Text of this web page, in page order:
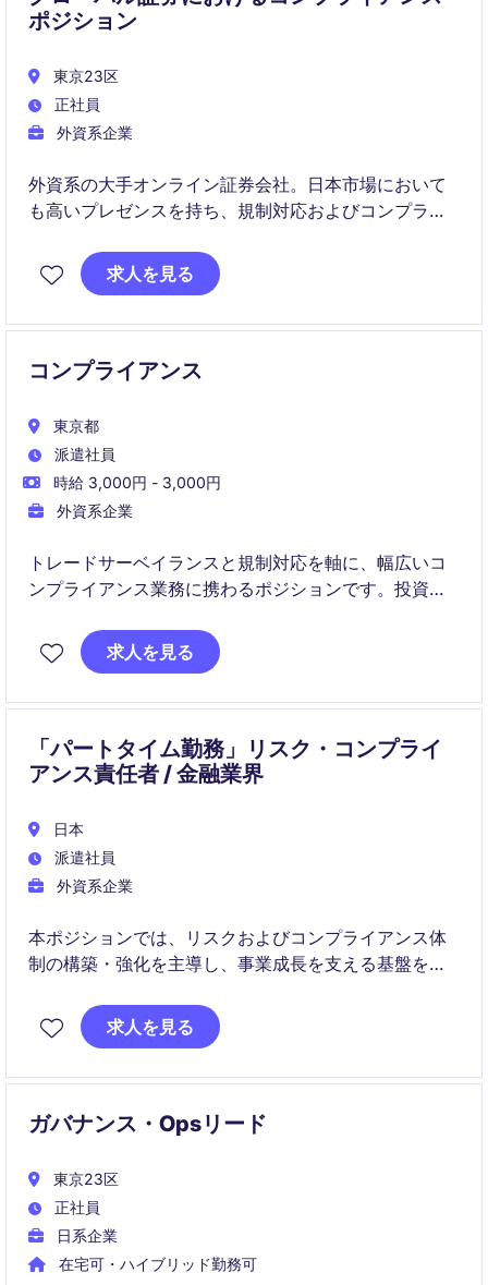
ポジション
東京23区
正社員
外資系企業
外資系の大手オンライン証券会社。日本市場において
も高いプレゼンスを持ち、規制対応およびコンプライ
求人を見る
コンプライアンス
東京都
派遣社員
時給 3,000円 - 3,000円
外資系企業
トレードサーベイランスと規制対応を軸に、幅広いコ
ンプライアンス業務に携わるポジションです。投資チ
も関与できます。
求人を見る
「パートタイム勤務」リスク・コンプライ
アンス責任者 / 金融業界
日本
派遣社員
外資系企業
本ポジションでは、リスクおよびコンプライアンス体
制の構築・強化を主導し、事業成長を支える基盤を整
規制対応からリスク管理、組織への浸透まで幅広く担
求人を見る
ガバナンス・Opsリード
東京23区
正社員
日系企業
在宅可・ハイブリッド勤務可